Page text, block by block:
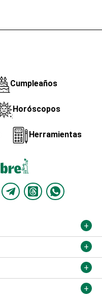
Cumpleaños
Horóscopos
Herramientas